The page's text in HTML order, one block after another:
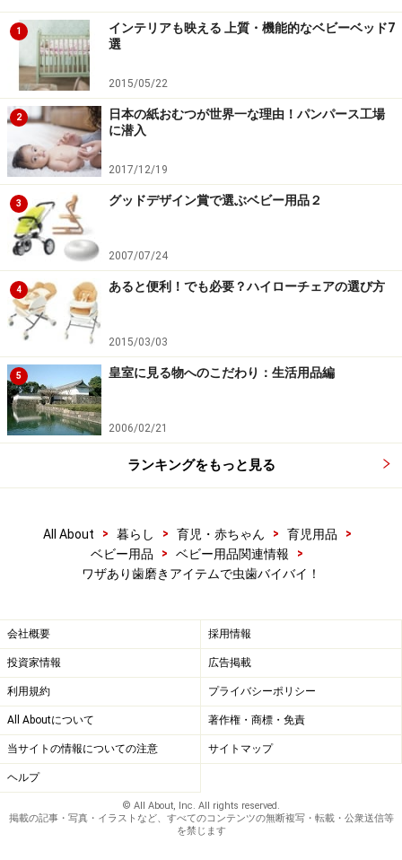
1
インテリアも映える 上質・機能的なベビーベッド7
選
2015/05/22
2
日本の紙おむつが世界一な理由！パンパース工場
に潜入
2017/12/19
3 グッドデザイン賞で選ぶベビー用品２
2007/07/24
4 あると便利！でも必要？ハイローチェアの選び方
2015/03/03
5 皇室に見る物へのこだわり：生活用品編
2006/02/21
ランキングをもっと見る
All About > 暮らし > 育児・赤ちゃん > 育児用品
>
ベビー用品
> ベビー用品関連情報
>
ワザあり歯磨きアイテムで虫歯バイバイ！
会社概要 採用情報
投資家情報 広告掲載
利用規約 プライバシーポリシー
All Aboutについて 著作権・商標・免責
当サイトの情報についての注意 サイトマップ
ヘルプ
© All About, Inc. All rights reserved.
掲載の記事・写真・イラストなど、すべてのコンテンツの無断複写・転載・公衆送信等
を禁じます